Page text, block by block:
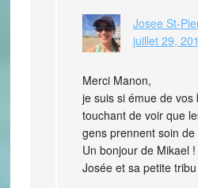
Josee St-
juillet 29,
Merci Manon,
je suis si émue de
touchant de voir que
gens prennent soin
Un bonjour de Mikael !
Josée et sa petite tribu